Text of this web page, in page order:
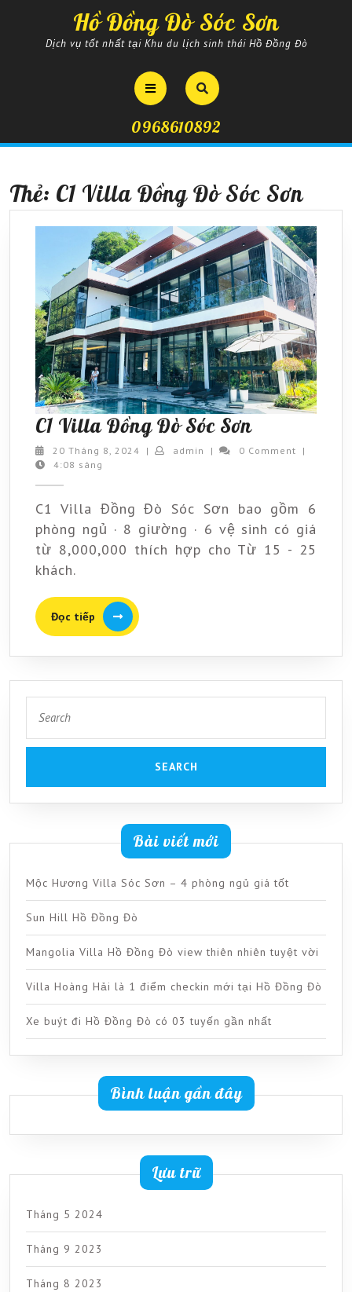
Hồ Đồng Đò Sóc Sơn
Dịch vụ tốt nhất tại Khu du lịch sinh thái Hồ Đồng Đò
Open
Button
0968610892
Thẻ: C1 Villa Đồng Đò Sóc Sơn
C1 Villa Đồng Đò Sóc SơnC1
Villa
Sóc
Sơn
20 Tháng 8, 2024 20| admin admin
| 0 Comment
|
4:08 sáng
C1 Villa Đồng Đò Sóc Sơn bao gồm 6
phòng ngủ · 8 giường · 6 vệ sinh có giá
từ 8,000,000 thích hợp cho Từ 15 - 25
khách.
Đọc tiếp
Đọc
tiếp
for:
Bài viết mới
Mộc Hương Villa Sóc Sơn – 4 phòng ngủ giá tốt
Sun Hill Hồ Đồng Đò
Mangolia Villa Hồ Đồng Đò view thiên nhiên tuyệt vời
Villa Hoàng Hải là 1 điểm checkin mới tại Hồ Đồng Đò
Xe buýt đi Hồ Đồng Đò có 03 tuyến gần nhất
Bình luận gần đây
Lưu trữ
Tháng 5 2024
Tháng 9 2023
Tháng 8 2023